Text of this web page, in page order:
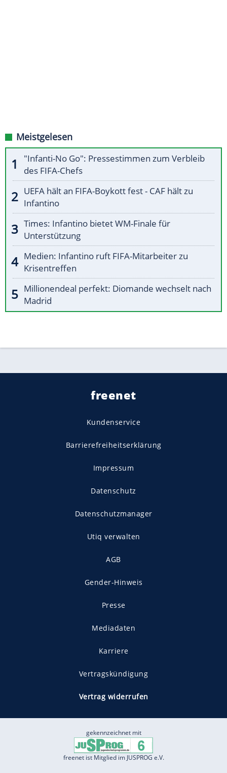
Meistgelesen
"Infanti-No Go": Pressestimmen zum Verbleib
des FIFA-Chefs
UEFA hält an FIFA-Boykott fest - CAF hält zu
Infantino
Times: Infantino bietet WM-Finale für
Unterstützung
Medien: Infantino ruft FIFA-Mitarbeiter zu
Krisentreffen
Millionendeal perfekt: Diomande wechselt nach
Madrid
freenet
Kundenservice
Barrierefreiheitserklärung
Impressum
Datenschutz
Datenschutzmanager
Utiq verwalten
AGB
Gender-Hinweis
Presse
Mediadaten
Karriere
Vertragskündigung
Vertrag widerrufen
gekennzeichnet mit
freenet ist Mitglied im JUSPROG e.V.